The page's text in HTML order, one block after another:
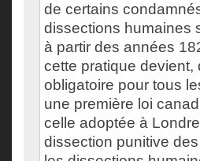
de certains
dissections humaines
à partir des années
cette pratique
obligatoire pour tous
une première loi
celle adoptée à
dissection punitive